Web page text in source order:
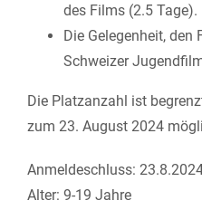
des Films (2.5 Tage).
Die Gelegenheit, den
Schweizer
Die Platzanzahl ist
zum 23. August 2024
Anmeldeschluss:
Alter: 9-19 Jahre